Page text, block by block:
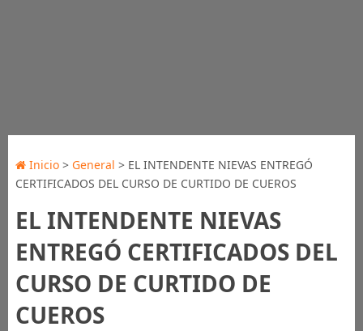
Inicio> General > EL INTENDENTE NIEVAS ENTREGÓ
CERTIFICADOS DEL CURSO DE CURTIDO DE CUEROS
EL INTENDENTE NIEVAS
ENTREGÓ CERTIFICADOS DEL
CURSO DE CURTIDO DE
CUEROS